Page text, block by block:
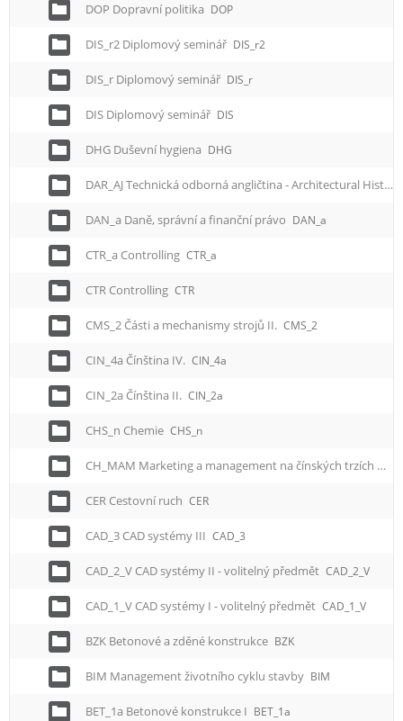
DOP Dopravní politika DOP
DIS_r2 Diplomový seminář DIS_r2
DIS_r Diplomový seminář DIS_r
DIS Diplomový seminář DIS
DHG Duševní hygiena DHG
DAR_AJ Technická odborná angličtina - Architectural History
DAN_a Daně, správní a finanční právo DAN_a
CTR_a Controlling CTR_a
CTR Controlling CTR
CMS_2 Části a mechanismy strojů II. CMS_2
CIN_4a Čínština IV. CIN_4a
CIN_2a Čínština II. CIN_2a
CHS_n Chemie CHS_n
CH_MAM Marketing a management na čínských trzích
CER Cestovní ruch CER
CAD_3 CAD systémy III CAD_3
CAD_2_V CAD systémy II - volitelný předmět CAD_2_V
CAD_1_V CAD systémy I - volitelný předmět CAD_1_V
BZK Betonové a zděné konstrukce BZK
BIM Management životního cyklu stavby BIM
BET_1a Betonové konstrukce I BET_1a